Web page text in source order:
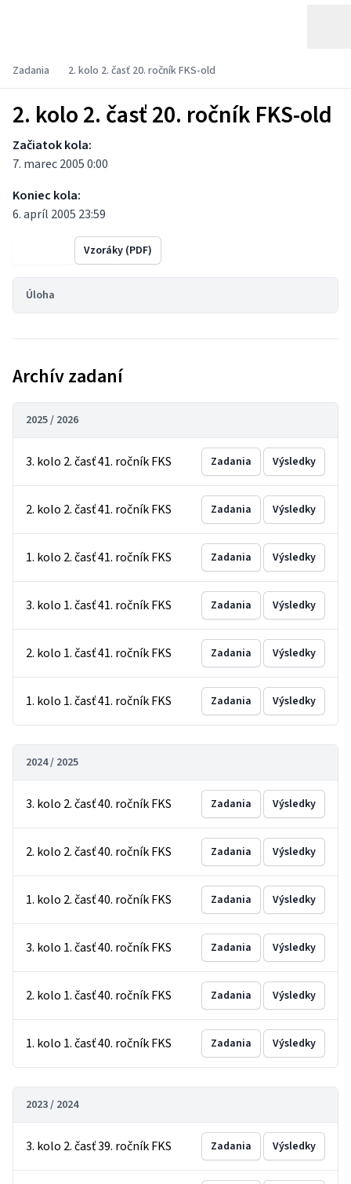
Zadania 2. kolo 2. časť 20. ročník FKS-old
2. kolo 2. časť 20. ročník FKS-old
Začiatok kola:
7. marec 2005 0:00
Koniec kola:
6. apríl 2005 23:59
Vzoráky (PDF)
Úloha
Archív zadaní
2025 / 2026
3. kolo 2. časť 41. ročník FKS Zadania Výsledky
2. kolo 2. časť 41. ročník FKS Zadania Výsledky
1. kolo 2. časť 41. ročník FKS Zadania Výsledky
3. kolo 1. časť 41. ročník FKS Zadania Výsledky
2. kolo 1. časť 41. ročník FKS Zadania Výsledky
1. kolo 1. časť 41. ročník FKS Zadania Výsledky
2024 / 2025
3. kolo 2. časť 40. ročník FKS Zadania Výsledky
2. kolo 2. časť 40. ročník FKS Zadania Výsledky
1. kolo 2. časť 40. ročník FKS Zadania Výsledky
3. kolo 1. časť 40. ročník FKS Zadania Výsledky
2. kolo 1. časť 40. ročník FKS Zadania Výsledky
1. kolo 1. časť 40. ročník FKS Zadania Výsledky
2023 / 2024
3. kolo 2. časť 39. ročník FKS Zadania Výsledky